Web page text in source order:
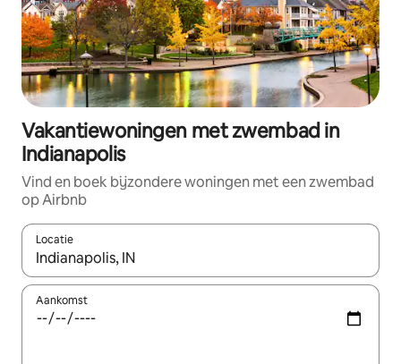
Vakantiewoningen met zwembad in
Indianapolis
Vind en boek bijzondere woningen met een zwembad
op Airbnb
Locatie
Wanneer er resultaten beschikbaar zijn, maak je een keuze
Aankomst